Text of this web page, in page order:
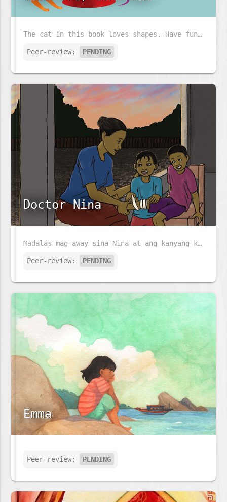
The cat in this book loves shapes. Have fun following the cat and his little friend and look at all the shapes that they see.
Peer-review: PENDING
Doctor Nina
Madalas mag-away sina Nina at ang kanyang kapatid na si José. Ngunit kapag nasasaktan si José, alam na alam ni Nina ang gagawin.
Peer-review: PENDING
Emma
Peer-review: PENDING